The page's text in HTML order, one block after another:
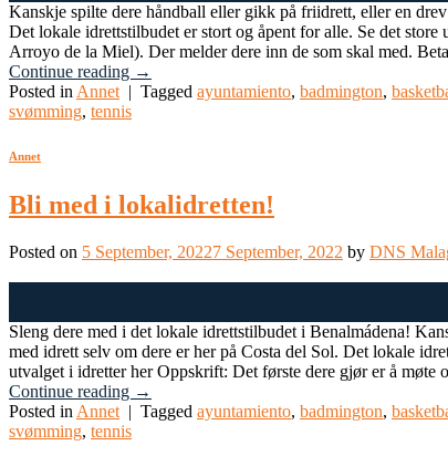
Kanskje spilte dere håndball eller gikk på friidrett, eller en
Det lokale idrettstilbudet er stort og åpent for alle. Se det
Arroyo de la Miel). Der melder dere inn de som skal med.
Continue reading →
Posted in Annet | Tagged ayuntamiento, badmington,
svømming, tennis
Annet
Bli med i lokalidretten!
Posted on 5 September, 20227 September, 2022 by DNS
Sleng dere med i det lokale idrettstilbudet i Benalmádena!
med idrett selv om dere er her på Costa del Sol. Det lokale
utvalget i idretter her Oppskrift: Det første dere gjør er å møte
Continue reading →
Posted in Annet | Tagged ayuntamiento, badmington,
svømming, tennis